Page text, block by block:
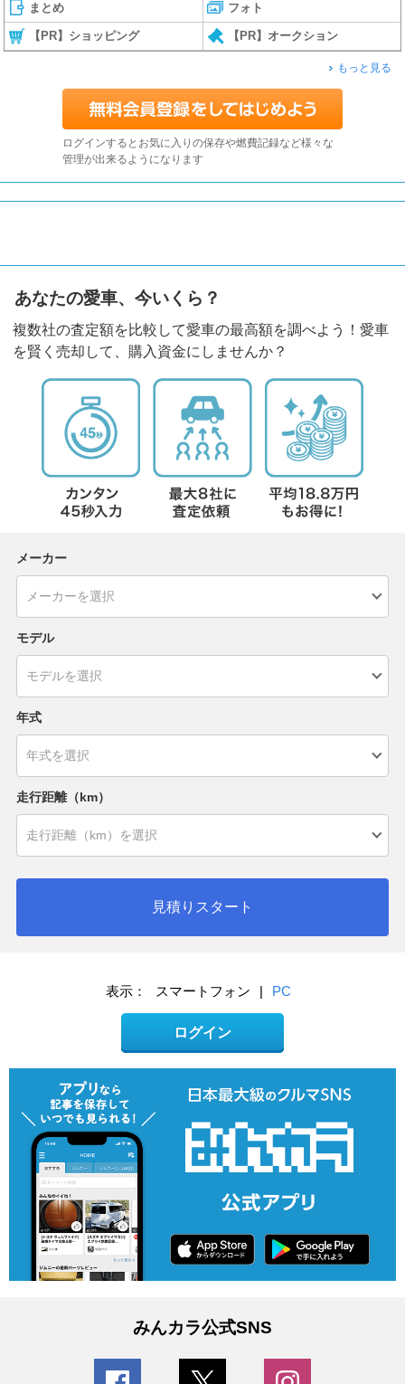
まとめ フォト
【PR】ショッピング 【PR】オークション
もっと見る
ログインするとお気に入りの保存や燃費記録など様々な
管理が出来るようになります
あなたの愛車、今いくら？
複数社の査定額を比較して愛車の最高額を調べよう！愛車
を賢く売却して、購入資金にしませんか？
メーカー
モデル
年式
走行距離（km）
見積りスタート
表示： スマートフォン | PC
ログイン
みんカラ公式SNS